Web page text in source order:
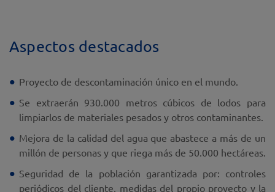
Aspectos destacados
Proyecto de descontaminación único en el mundo.
Se extraerán 930.000 metros cúbicos de lodos para
limpiarlos de materiales pesados y otros contaminantes.
Mejora de la calidad del agua que abastece a más de un
millón de personas y que riega más de 50.000 hectáreas.
Seguridad de la población garantizada por: controles
periódicos del cliente, medidas del propio proyecto y la